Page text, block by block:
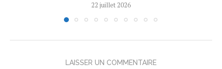
22 juillet 2026
LAISSER UN COMMENTAIRE